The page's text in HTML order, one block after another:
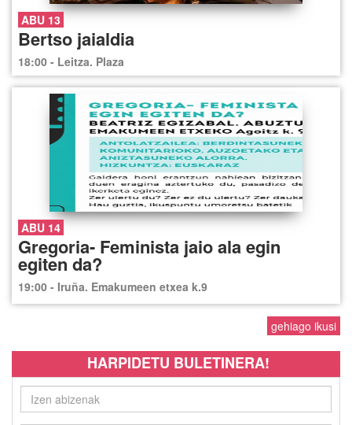
ABU 13
Bertso jaialdia
18:00 - Leitza. Plaza
ABU 14
Gregoria- Feminista jaio ala egin
egiten da?
19:00 - Iruña. Emakumeen etxea k.9
gehiago ikusi
HARPIDETU BULETINERA!